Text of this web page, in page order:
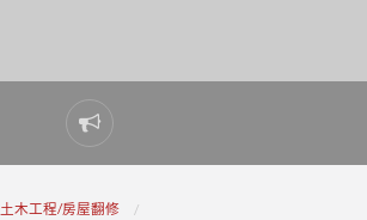
Report
problem
土木工程/房屋翻修